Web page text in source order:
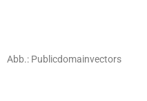
Abb.: Publicdomainvectors